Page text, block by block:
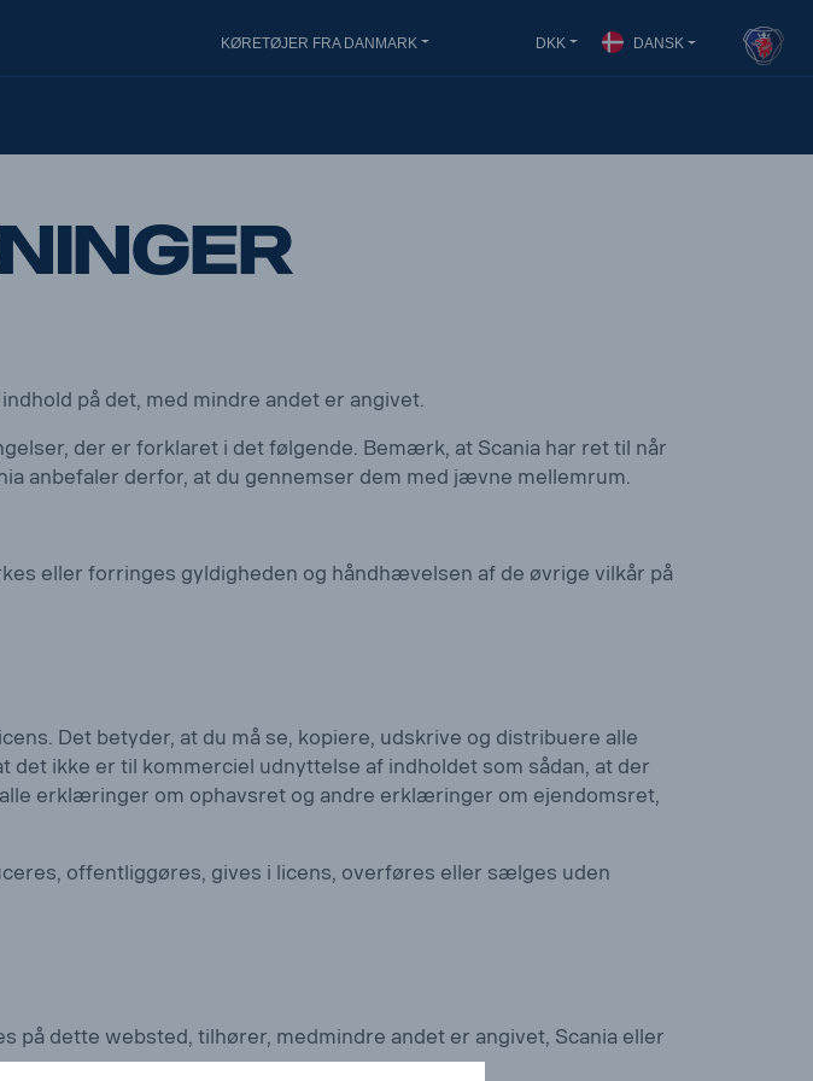
KØRETØJER FRA DANMARK DKK DANSK
på det, med mindre andet er angivet.
der er forklaret i det følgende. Bemærk, at Scania har ret til når
anbefaler derfor, at du gennemser dem med jævne mellemrum.
eller forringes gyldigheden og håndhævelsen af de øvrige vilkår på
Det betyder, at du må se, kopiere, udskrive og distribuere alle
ikke er til kommerciel udnyttelse af indholdet som sådan, at der
erklæringer om ophavsret og andre erklæringer om ejendomsret,
offentliggøres, gives i licens, overføres eller sælges uden
dette websted, tilhører, medmindre andet er angivet, Scania eller